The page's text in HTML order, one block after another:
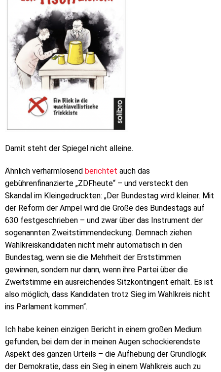
Damit steht der Spiegel nicht alleine.
Ähnlich verharmlosend berichtet auch das
gebührenfinanzierte „ZDFheute“ – und versteckt den
Skandal im Kleingedruckten: „Der Bundestag wird kleiner. Mit
der Reform der Ampel wird die Größe des Bundestags auf
630 festgeschrieben – und zwar über das Instrument der
sogenannten Zweitstimmendeckung. Demnach ziehen
Wahlkreiskandidaten nicht mehr automatisch in den
Bundestag, wenn sie die Mehrheit der Erststimmen
gewinnen, sondern nur dann, wenn ihre Partei über die
Zweitstimme ein ausreichendes Sitzkontingent erhält. Es ist
also möglich, dass Kandidaten trotz Sieg im Wahlkreis nicht
ins Parlament kommen“.
Ich habe keinen einzigen Bericht in einem großen Medium
gefunden, bei dem der in meinen Augen schockierendste
Aspekt des ganzen Urteils – die Aufhebung der Grundlogik
der Demokratie, dass ein Sieg in einem Wahlkreis auch zu